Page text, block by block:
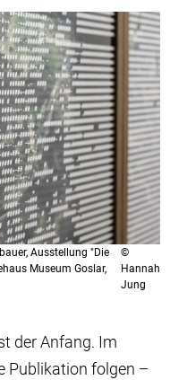
Ausstellung "Die
Museum Goslar,
©
Hannah
Jung
der Anfang. Im
Publikation folgen –